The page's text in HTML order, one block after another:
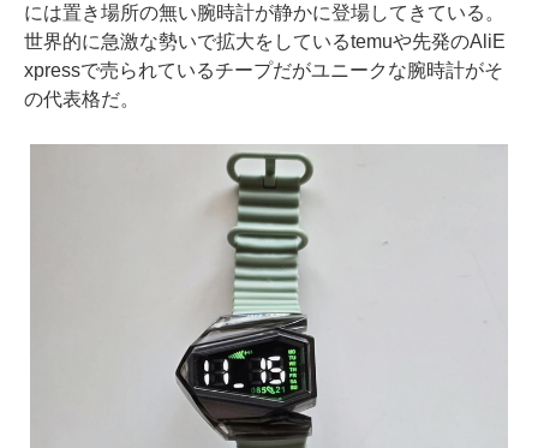
には置き場所の無い腕時計が静かに登場してきている。
世界的に急激な勢いで拡大をしているtemuや先発のAliE
xpressで売られているチープだがユニークな腕時計がそ
の代表格だ。